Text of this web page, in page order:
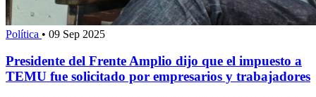
Política • 09 Sep 2025
Presidente del Frente Amplio dijo que el impuesto a
TEMU fue solicitado por empresarios y trabajadores